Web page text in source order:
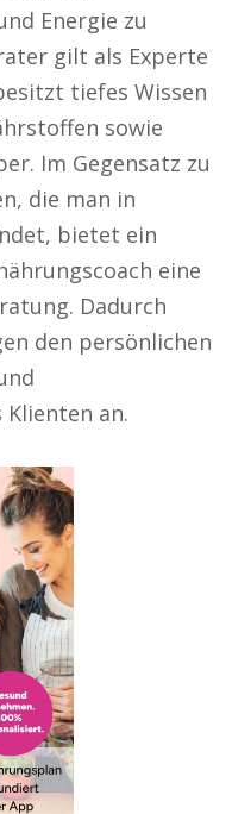
Energie zu
gilt als Experte
tiefes Wissen
sowie
Im Gegensatz zu
die man in
bietet ein
eine
Dadurch
den persönlichen
an.